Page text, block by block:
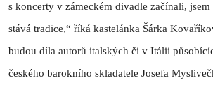
s koncerty v zámeckém divadle začínali, jsem
stává tradice,“ říká kastelánka Šárka
budou díla autorů italských či v Itálii
českého barokního skladatele Josefa